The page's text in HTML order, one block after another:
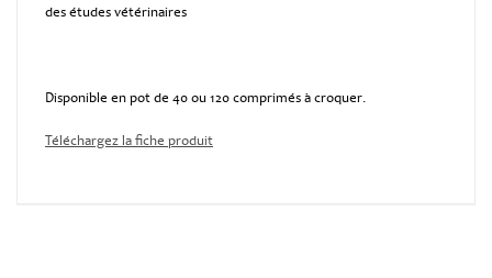
des études vétérinaires
Disponible en pot de 40 ou 120 comprimés à croquer.
Téléchargez la fiche produit